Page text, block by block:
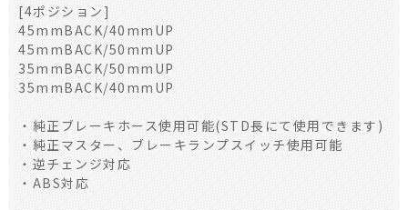
[4ポジション]
45mmBACK/40mmUP
45mmBACK/50mmUP
35mmBACK/50mmUP
35mmBACK/40mmUP
・純正ブレーキホース使用可能(STD長にて使用できます)
・純正マスター、ブレーキランプスイッチ使用可能
・逆チェンジ対応
・ABS対応